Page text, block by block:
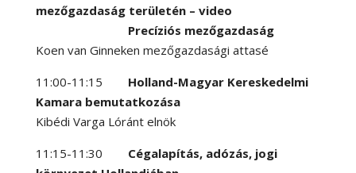
mezőgazdaság területén – video
Precíziós mezőgazdaság
Koen van Ginneken mezőgazdasági attasé
11:00-11:15 Holland-Magyar Kereskedelmi
Kamara bemutatkozása
Kibédi Varga Lóránt elnök
11:15-11:30 Cégalapítás, adózás, jogi